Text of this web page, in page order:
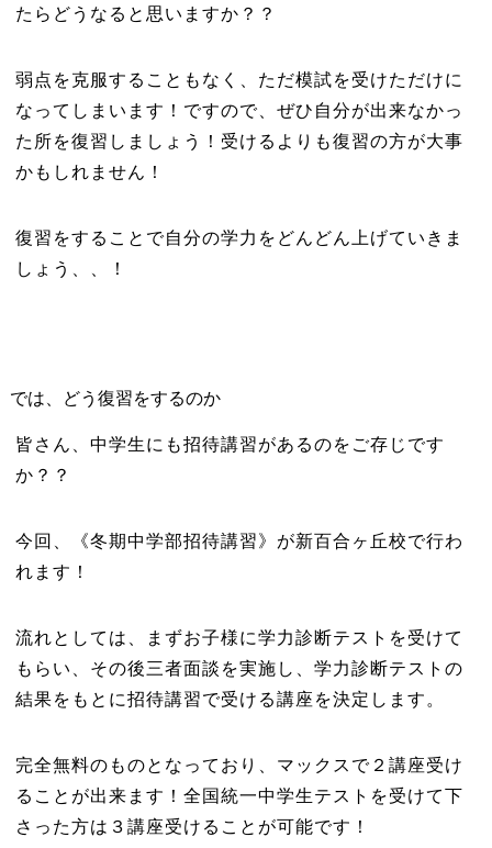
たらどうなると思いますか？？
弱点を克服することもなく、ただ模試を受けただけに
なってしまいます！ですので、ぜひ自分が出来なかっ
た所を復習しましょう！受けるよりも復習の方が大事
かもしれません！
復習をすることで自分の学力をどんどん上げていきま
しょう、、！
では、どう復習をするのか
皆さん、中学生にも招待講習があるのをご存じです
か？？
今回、《冬期中学部招待講習》が新百合ヶ丘校で行わ
れます！
流れとしては、まずお子様に学力診断テストを受けて
もらい、その後三者面談を実施し、学力診断テストの
結果をもとに招待講習で受ける講座を決定します。
完全無料のものとなっており、マックスで２講座受け
ることが出来ます！全国統一中学生テストを受けて下
さった方は３講座受けることが可能です！